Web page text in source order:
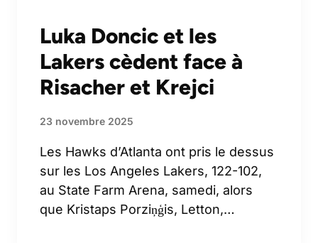
Luka Doncic et les
Lakers cèdent face à
Risacher et Krejci
23 novembre 2025
Les Hawks d’Atlanta ont pris le dessus
sur les Los Angeles Lakers, 122-102,
au State Farm Arena, samedi, alors
que Kristaps Porziņģis, Letton,…